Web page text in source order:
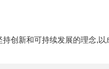
创新和可持续发展的理念,以